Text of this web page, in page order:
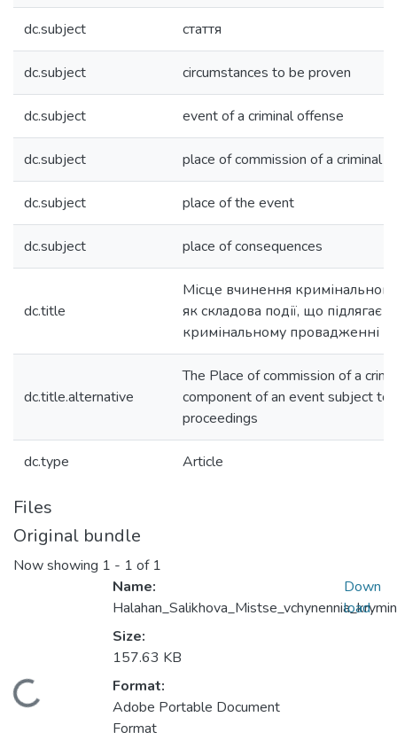
dc.subject стаття
dc.subject circumstances to be proven
dc.subject event of a criminal offense
dc.subject place of commission of a criminal
dc.subject place of the event
dc.subject place of consequences
dc.title
Місце вчинення
як складова події, що підлягає
кримінальному провадженні
dc.title.alternative
The Place of commission of a
component of an event subject to
proceedings
dc.type Article
Files
Original bundle
Now showing 1 - 1 of 1
Loading...
Name:
Size:
157.63 KB
Format:
Adobe Portable Document
Format
Down
load